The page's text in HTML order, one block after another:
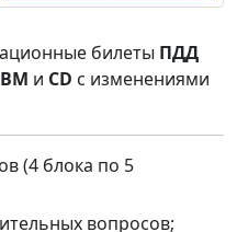
билеты ПДД
и CD с изменениями
(4 блока по 5
вопросов;